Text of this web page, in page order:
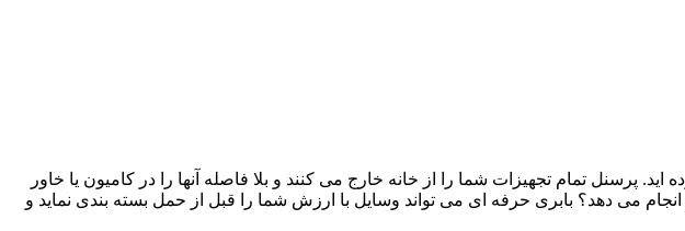
پرسنل تمام تجهیزات شما را از خانه خارج می کنند و بلا فاصله آنها را در کامیون یا خاور
می دهد؟ بابری حرفه ای می تواند وسایل با ارزش شما را قبل از حمل بسته بندی نماید و